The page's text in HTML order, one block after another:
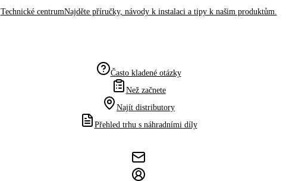
Technické centrumNajděte příručky, návody k instalaci a tipy k našim produktům.
Často kladené otázky
Než začnete
Najít distributory
Přehled trhu s náhradními díly